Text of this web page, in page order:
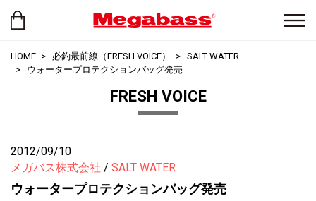
HOME 必釣最前線（FRESH VOICE）
SALT WATER
ウォータープロテクションバッグ発売
FRESH VOICE
2012/09/10
メガバス株式会社
SALT WATER
ウォータープロテクションバッグ発売